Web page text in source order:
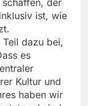
der
ist, wie
Teil dazu bei,
es
Kultur und
haben wir